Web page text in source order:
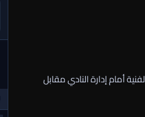
أمام إدارة النادي مقابل